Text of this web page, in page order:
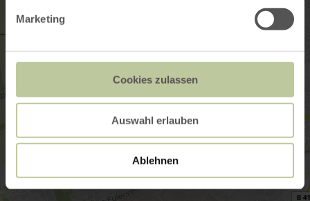
Marketing
Cookies zulassen
Auswahl erlauben
Ablehnen